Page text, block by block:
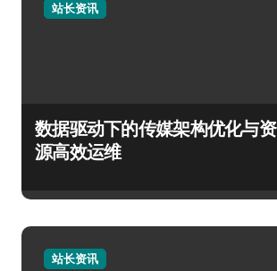
站长资讯
数据驱动下的传媒架构优化与资
源高效运维
站长资讯